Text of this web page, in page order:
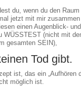
du, wenn du den Raum
jetzt mit mir
einen Augenblick-
WÜSSTEST (nicht mit
gesamten SEIN),
Tod gibt.
ist, das ein „Aufhören
möglich ist.